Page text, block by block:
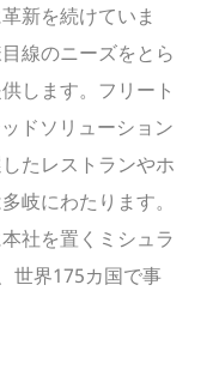
新を続けていま
線のニーズをとら
します。フリート
ドソリューション
たレストランやホ
岐にわたります。
社を置くミシュラ
世界175カ国で事